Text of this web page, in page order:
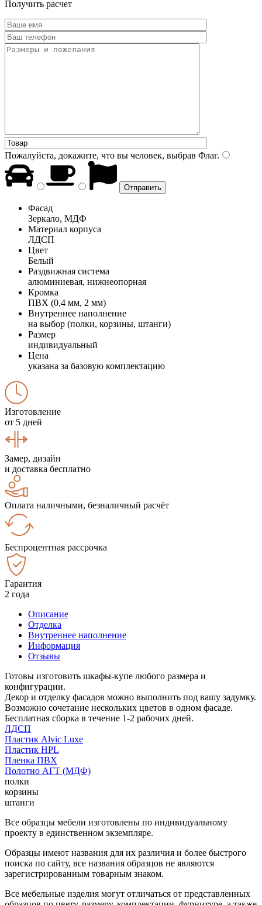
Получить расчет
Пожалуйста, докажите, что вы человек, выбрав Флаг.
Фасад
Зеркало, МДФ
Материал корпуса
ЛДСП
Цвет
Белый
Раздвижная система
алюминиевая, нижнеопорная
Кромка
ПВХ (0,4 мм, 2 мм)
Внутреннее наполнение
на выбор (полки, корзины, штанги)
Размер
индивидуальный
Цена
указана за базовую комплектацию
Изготовление
от 5 дней
Замер, дизайн
и доставка бесплатно
Оплата наличными, безналичный расчёт
Беспроцентная рассрочка
Гарантия
2 года
Описание
Отделка
Внутреннее наполнение
Информация
Отзывы
Готовы изготовить шкафы-купе любого размера и
конфигурации.
Декор и отделку фасадов можно выполнить под вашу задумку.
Возможно сочетание нескольких цветов в одном фасаде.
Бесплатная сборка в течение 1-2 рабочих дней.
ЛДСП
Пластик Alvic Luxe
Пластик HPL
Пленка ПВХ
Полотно АГТ (МДФ)
полки
корзины
штанги
Все образцы мебели изготовлены по индивидуальному
проекту в единственном экземпляре.
Образцы имеют названия для их различия и более быстрого
поиска по сайту, все названия образцов не являются
зарегистрированным товарным знаком.
Все мебельные изделия могут отличаться от представленных